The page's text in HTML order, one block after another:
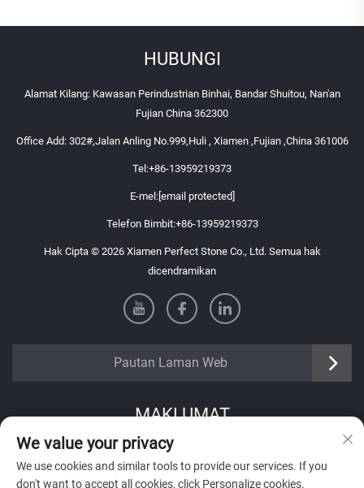
HUBUNGI
Alamat Kilang: Kawasan Perindustrian Binhai, Bandar Shuitou, Nan'an
Fujian China 362300
Office Add: 302#,Jalan Anling No.999,Huli , Xiamen ,Fujian ,China 361006
Tel:+86-13959219373
E-mel:[email protected]
Telefon Bimbit:+86-13959219373
Hak Cipta © 2026 Xiamen Perfect Stone Co., Ltd. Semua hak
dicendramikan
Pautan Laman Web
MAKLUMAT
Daftar untuk menerima buletin mingguan kami
We value your privacy
We use cookies and similar tools to provide our services. If you
don't want to accept all cookies, click Personalize cookies.